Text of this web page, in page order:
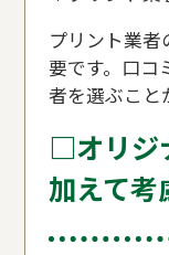
プリント業
要です。口コ
者を選ぶこと
□オリジ
加えて考